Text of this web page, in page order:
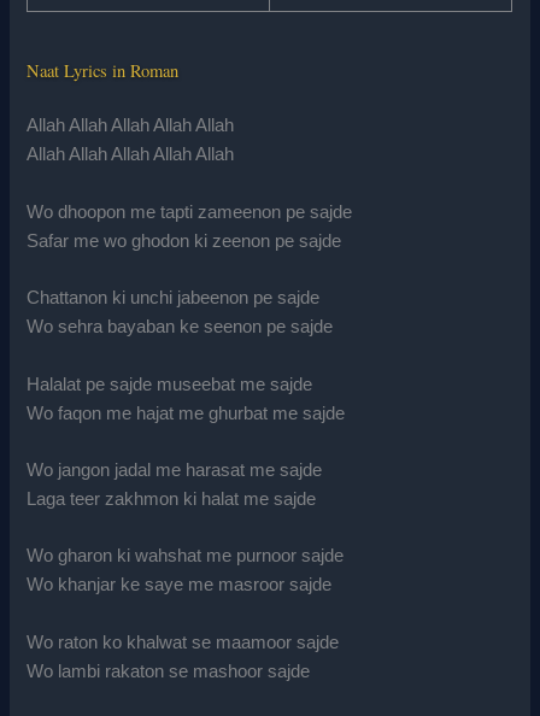
Naat Lyrics in Roman
Allah Allah Allah Allah Allah
Allah Allah Allah Allah Allah
Wo dhoopon me tapti zameenon pe sajde
Safar me wo ghodon ki zeenon pe sajde
Chattanon ki unchi jabeenon pe sajde
Wo sehra bayaban ke seenon pe sajde
Halalat pe sajde museebat me sajde
Wo faqon me hajat me ghurbat me sajde
Wo jangon jadal me harasat me sajde
Laga teer zakhmon ki halat me sajde
Wo gharon ki wahshat me purnoor sajde
Wo khanjar ke saye me masroor sajde
Wo raton ko khalwat se maamoor sajde
Wo lambi rakaton se mashoor sajde